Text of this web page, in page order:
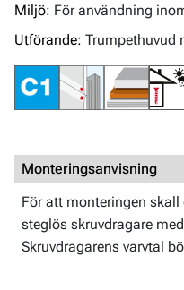
Miljö: För användning
Utförande: Trumpethuvud
Monteringsanvisning
För att monteringen
steglös skruvdragare
Skruvdragarens varvtal